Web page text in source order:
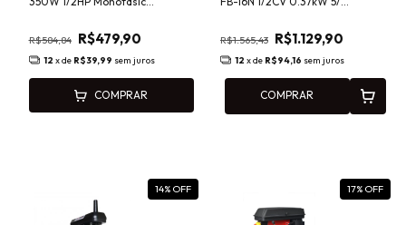
R$584,84 R$479,90
12 x de R$39,99 sem juros
COMPRAR
R$1.565,43 R$1.129,90
12 x de R$94,16 sem juros
COMPRAR
14% OFF 17% OFF